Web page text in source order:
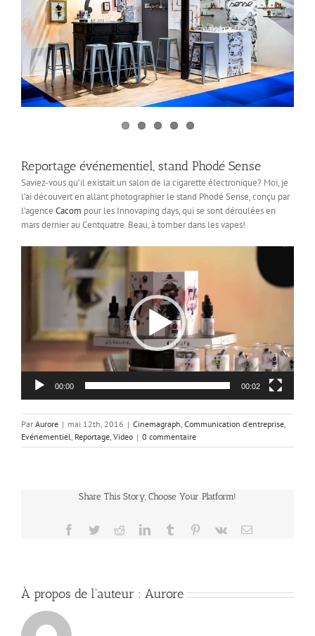
Reportage événementiel, stand Phodé Sense
Saviez-vous qu’il existait un salon de la cigarette électronique? Moi, je
l’ai découvert en allant photographier le stand Phodé Sense, conçu par
l’agence Cacom pour les Innovaping days, qui se sont déroulées en
mars dernier au Centquatre. Beau, à tomber dans les vapes!
00:00 00:02
Par Aurore | mai 12th, 2016 | Cinemagraph, Communication d'entreprise,
Evénementiel, Reportage, Video | 0 commentaire
Share This Story, Choose Your Platform!
Facebook
TwitterRedditLinkedInTumblr Pinterest
Vk Email
À propos de l'auteur : Aurore